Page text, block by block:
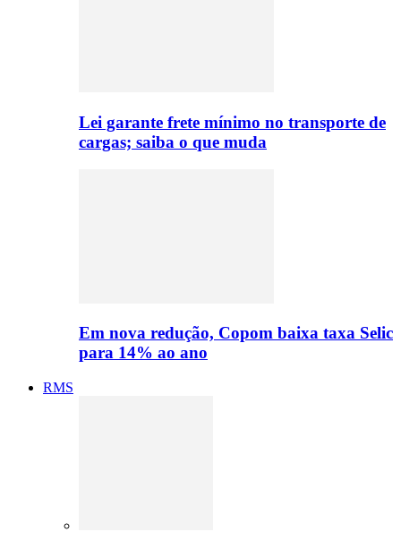
Lei garante frete mínimo no transporte de
cargas; saiba o que muda
Em nova redução, Copom baixa taxa Selic
para 14% ao ano
RMS